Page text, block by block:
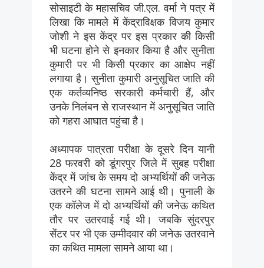
सोसाइटी के महासचिव जी.एल. वर्मा ने पत्र में
लिखा कि मामले में केंद्राविक्षक विजय कुमार
जोशी ने इस केंद्र पर इस प्रकार की किसी
भी घटना होने से इनकार किया है और सुनीता
कुमारी पर भी किसी प्रकार का आक्षेप नहीं
लगाया है। सुनीता कुमारी अनुसूचित जाति की
एक कर्तव्यनिष्ठ सरकारी कर्मचारी हैं, और
उनके निलंबन से राजस्थान में अनुसूचित जाति
को गहरा आघात पहुंचा है।
अध्यापक पात्रता परीक्षा के दूसरे दिन यानी
28 फरवरी को डूंगरपुर जिले में सुबह परीक्षा
केंद्र में जांच के समय दो अभ्यर्थियों की जनेऊ
उतरने की घटना सामने आई थी। पुनाली के
एक कॉलेज में दो अभ्यर्थियों की जनेऊ कथित
तौर पर उतरवाई गई थी। जबकि सुंदरपुर
सेंटर पर भी एक उम्मीदवार की जनेऊ उतरवाने
का कथित मामला सामने आया था।